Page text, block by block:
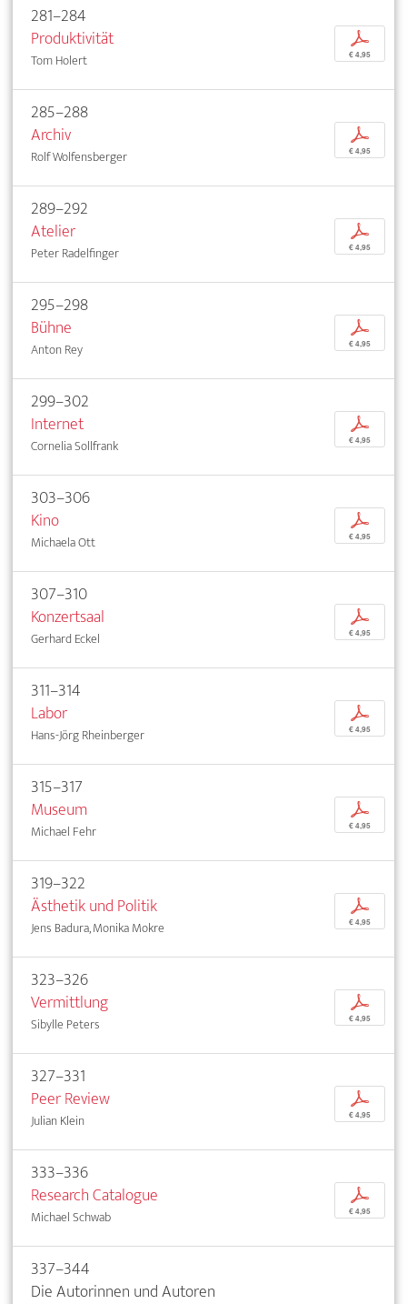
281–284
Produktivität
Tom Holert
p
€ 4,95
285–288
Archiv
Rolf Wolfensberger
p
€ 4,95
289–292
Atelier
Peter Radelfinger
p
€ 4,95
295–298
Bühne
Anton Rey
p
€ 4,95
299–302
Internet
Cornelia Sollfrank
p
€ 4,95
303–306
Kino
Michaela Ott
p
€ 4,95
307–310
Konzertsaal
Gerhard Eckel
p
€ 4,95
311–314
Labor
Hans-Jörg Rheinberger
p
€ 4,95
315–317
Museum
Michael Fehr
p
€ 4,95
319–322
Ästhetik und Politik
Jens Badura, Monika Mokre
p
€ 4,95
323–326
Vermittlung
Sibylle Peters
p
€ 4,95
327–331
Peer Review
Julian Klein
p
€ 4,95
333–336
Research Catalogue
Michael Schwab
p
€ 4,95
337–344
Die Autorinnen und Autoren